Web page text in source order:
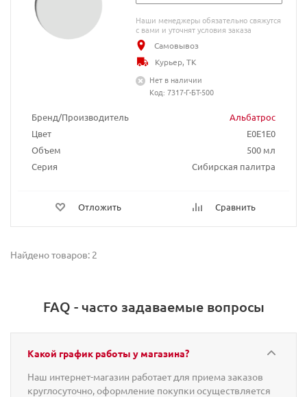
Бренд/Производитель
Альбатрос
Цвет
E0E1E0
Объем
500 мл
Серия
Сибирская палитра
Отложить Сравнить
Наши менеджеры обязательно свяжутся
с вами и уточнят условия заказа
Самовывоз
Курьер, ТК
Нет в наличии
Код: 7317-Г-БТ-500
Найдено товаров: 2
FAQ - часто задаваемые вопросы
Какой график работы у магазина?
Наш интернет-магазин работает для приема заказов
круглосуточно, оформление покупки осуществляется